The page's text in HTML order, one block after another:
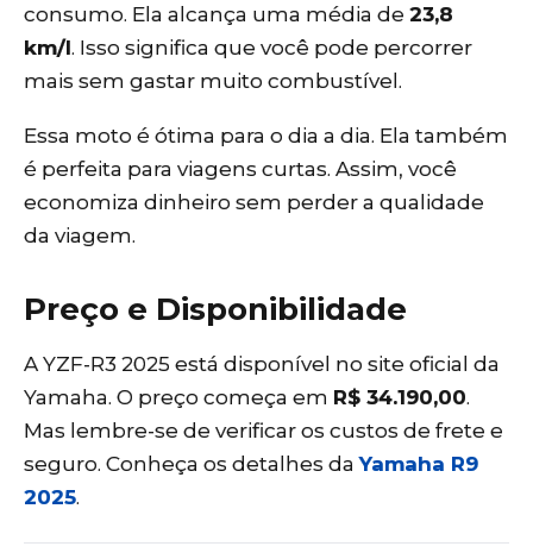
consumo. Ela alcança uma média de 23,8
km/l. Isso significa que você pode percorrer
mais sem gastar muito combustível.
Essa moto é ótima para o dia a dia. Ela também
é perfeita para viagens curtas. Assim, você
economiza dinheiro sem perder a qualidade
da viagem.
Preço e Disponibilidade
A YZF-R3 2025 está disponível no site oficial da
Yamaha. O preço começa em R$ 34.190,00.
Mas lembre-se de verificar os custos de frete e
seguro. Conheça os detalhes daYamaha R9
2025.